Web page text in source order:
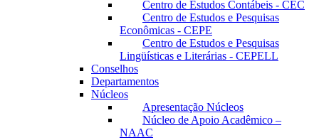
Centro de Estudos Contábeis - CEC
Centro de Estudos e Pesquisas
Econômicas - CEPE
Centro de Estudos e Pesquisas
Lingüísticas e Literárias - CEPELL
Conselhos
Departamentos
Núcleos
Apresentação Núcleos
Núcleo de Apoio Acadêmico –
NAAC